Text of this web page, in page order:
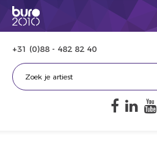
+31 (0)88 - 482 82 40